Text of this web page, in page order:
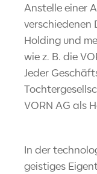
Anstelle einer
verschiedenen
Holding und
wie z. B. die
Jeder
VORN AG als
In der
geistiges